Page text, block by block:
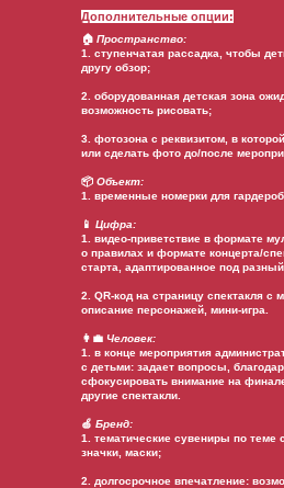
🏠 Пространство:
1. ступенчатая рассадка, чтобы
другу обзор;
2. оборудованная детская зона
возможность рисовать;
3. фотозона с реквизитом, в
или сделать фото до/после
📦 Объект:
1. временные номерки для
📱 Цифра:
1. видео-приветствие в формате
о правилах и формате концерта/
старта, адаптированное под
2. QR-код на страницу спектакля с
описание персонажей, мини-игра.
👩‍💼 Человек:
1. в конце мероприятия
с детьми: задает вопросы,
сфокусировать внимание на
другие спектакли.
🍏 Бренд:
1. тематические сувениры по теме
значки, маски;
2. долгосрочное впечатление:
Дополнительные опции: